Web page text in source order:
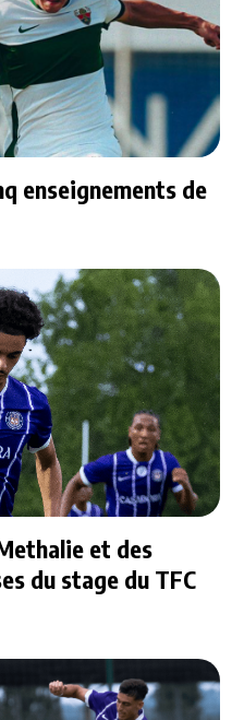
enseignements de
et des
du stage du TFC